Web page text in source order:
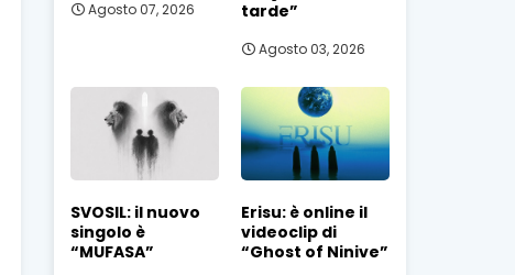
Agosto 07, 2026
tarde”
Agosto 03, 2026
SVOSIL: il nuovo
singolo è
“MUFASA”
Erisu: è online il
videoclip di
“Ghost of Ninive”